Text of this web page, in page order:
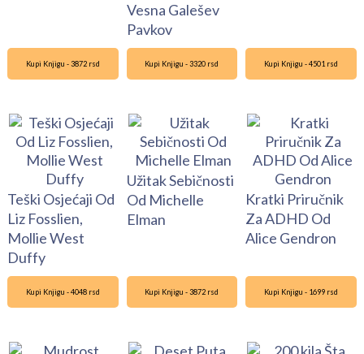
Vesna Galešev
Pavkov
Kupi Knjigu - 3872 rsd
Teški Osjećaji Od
Liz Fosslien,
Mollie West
Duffy
Kupi Knjigu - 3320 rsd
Užitak Sebičnosti
Od Michelle
Elman
Kupi Knjigu - 4501 rsd
Kratki Priručnik
Za ADHD Od
Alice Gendron
Kupi Knjigu - 4048 rsd Kupi Knjigu - 3872 rsd Kupi Knjigu - 1699 rsd